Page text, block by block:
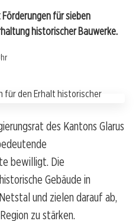
für sieben
historischer Bauwerke.
des Kantons Glarus
bewilligt. Die
Gebäude in
und zielen darauf ab,
zu stärken.